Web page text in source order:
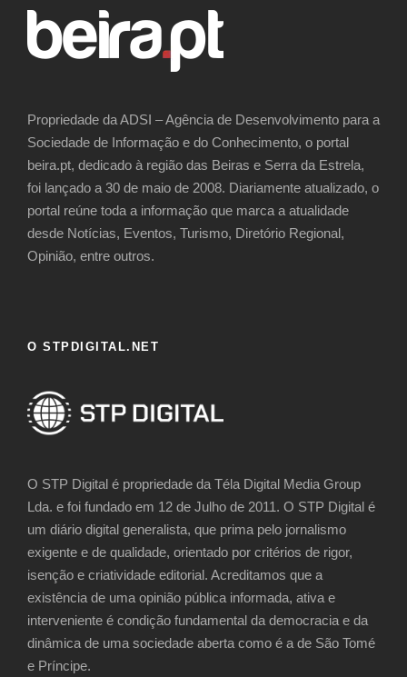
Propriedade da ADSI – Agência de Desenvolvimento para a
Sociedade de Informação e do Conhecimento, o portal
beira.pt, dedicado à região das Beiras e Serra da Estrela,
foi lançado a 30 de maio de 2008. Diariamente atualizado, o
portal reúne toda a informação que marca a atualidade
desde Notícias, Eventos, Turismo, Diretório Regional,
Opinião, entre outros.
O STPDIGITAL.NET
O STP Digital é propriedade da Téla Digital Media Group
Lda. e foi fundado em 12 de Julho de 2011. O STP Digital é
um diário digital generalista, que prima pelo jornalismo
exigente e de qualidade, orientado por critérios de rigor,
isenção e criatividade editorial. Acreditamos que a
existência de uma opinião pública informada, ativa e
interveniente é condição fundamental da democracia e da
dinâmica de uma sociedade aberta como é a de São Tomé
e Príncipe.